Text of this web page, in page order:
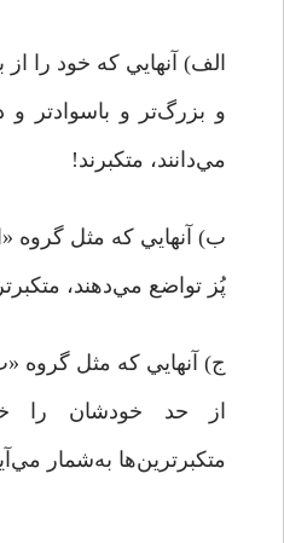
الف) آنهايي كه خود را از
و بزرگ‌تر و باسوادتر و
مي‌دانند، متكبرند!
ب) آنهايي كه مثل گروه
پُز تواضع مي‌دهند،‌
ج) آنهايي كه مثل گروه
از حد خودشان را
متكبرترين‌ها به‌شمار